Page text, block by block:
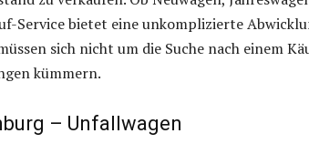
Service bietet eine unkomplizierte
sich nicht um die Suche nach einem
kümmern.
– Unfallwagen